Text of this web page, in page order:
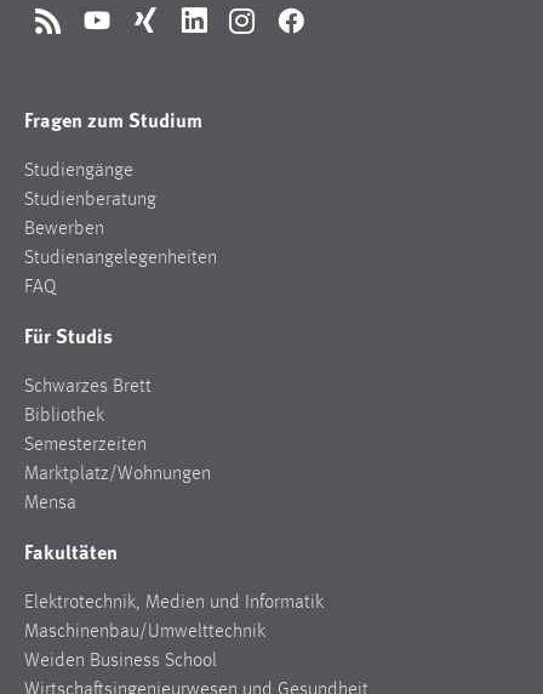
RSS YouTubeXing LinkedInInstagramFacebook
Fragen zum Studium
Studiengänge
Studienberatung
Bewerben
Studienangelegenheiten
FAQ
Für Studis
Schwarzes Brett
Bibliothek
Semesterzeiten
Marktplatz/Wohnungen
Mensa
Fakultäten
Elektrotechnik, Medien und Informatik
Maschinenbau/Umwelttechnik
Weiden Business School